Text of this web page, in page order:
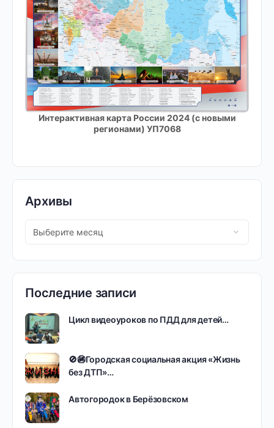
Интерактивная карта России 2024 (с новыми
регионами) УП7068
Архивы
Последние записи
Цикл видеоуроков по ПДД для детей…
🚫🚳Городская социальная акция «Жизнь
без ДТП»…
Автогородок в Берёзовском